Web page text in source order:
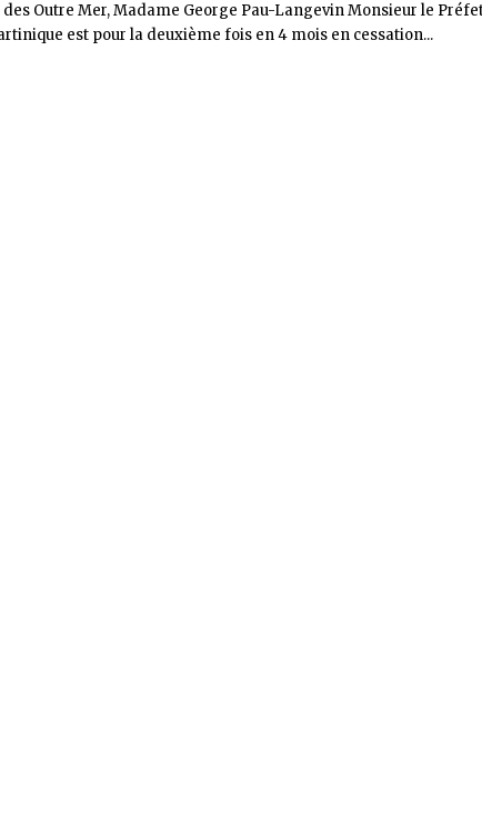
Outre Mer, Madame George Pau-Langevin Monsieur le
est pour la deuxième fois en 4 mois en cessation...